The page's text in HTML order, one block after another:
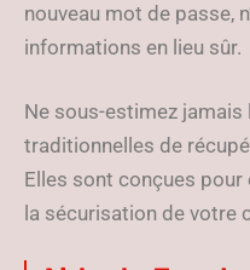
nouveau mot de passe,
informations en lieu sûr.
Ne sous-estimez jamais
traditionnelles de
Elles sont conçues
la sécurisation de votre